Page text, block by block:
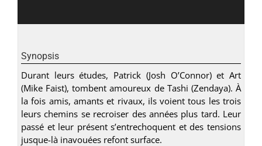
Synopsis
Durant leurs études, Patrick (Josh O’Connor) et Art
(Mike Faist), tombent amoureux de Tashi (Zendaya). À
la fois amis, amants et rivaux, ils voient tous les trois
leurs chemins se recroiser des années plus tard. Leur
passé et leur présent s’entrechoquent et des tensions
jusque-là inavouées refont surface.